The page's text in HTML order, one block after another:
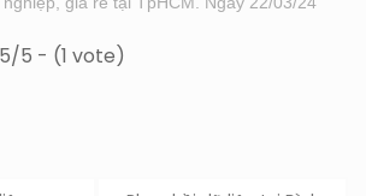
5/5 - (1 vote)